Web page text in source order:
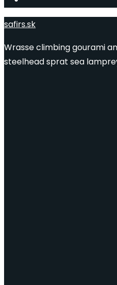
safirs.sk
Wrasse climbing gourami
steelhead sprat sea